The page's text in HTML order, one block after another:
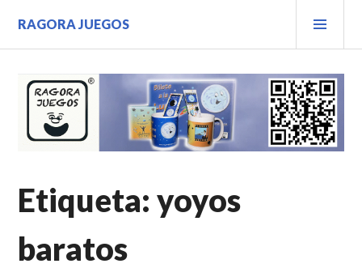
contenido.
RAGORA JUEGOS
Etiqueta:yoyos
baratos